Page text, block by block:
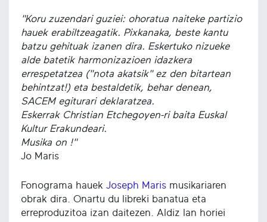
"Koru zuzendari guziei: ohoratua naiteke partizio
hauek erabiltzeagatik. Pixkanaka, beste kantu
batzu gehituak izanen dira. Eskertuko nizueke
alde batetik harmonizazioen idazkera
errespetatzea ("nota akatsik" ez den bitartean
behintzat!) eta bestaldetik, behar denean,
SACEM egiturari deklaratzea.
Eskerrak Christian Etchegoyen-ri baita Euskal
Kultur Erakundeari.
Musika on !"
Jo Maris
Fonograma hauek Joseph Maris musikariaren
obrak dira. Onartu du libreki banatua eta
erreproduzitoa izan daitezen. Aldiz lan horiei